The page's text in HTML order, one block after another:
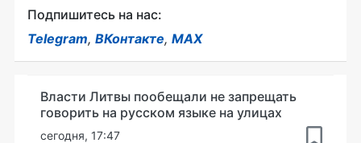
Подпишитесь на нас:
Telegram, ВКонтакте, MAX
Власти Литвы пообещали не запрещать
говорить на русском языке на улицах
сегодня, 17:47